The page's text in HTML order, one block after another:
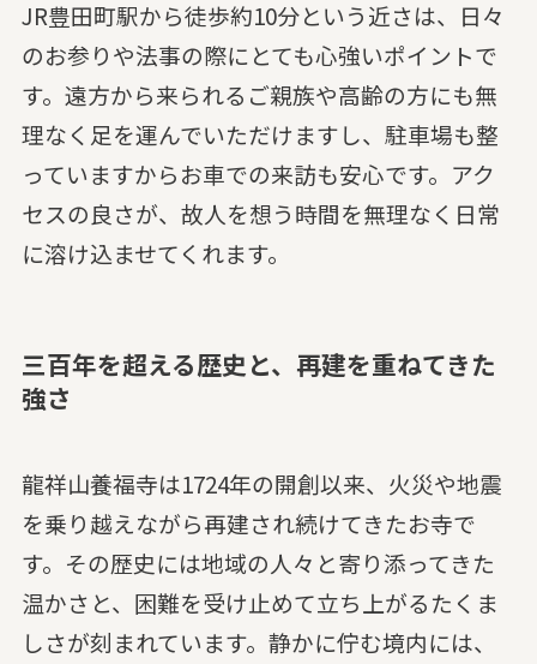
JR豊田町駅から徒歩約10分という近さは、日々
のお参りや法事の際にとても心強いポイントで
す。遠方から来られるご親族や高齢の方にも無
理なく足を運んでいただけますし、駐車場も整
っていますからお車での来訪も安心です。アク
セスの良さが、故人を想う時間を無理なく日常
に溶け込ませてくれます。
三百年を超える歴史と、再建を重ねてきた
強さ
龍祥山養福寺は1724年の開創以来、火災や地震
を乗り越えながら再建され続けてきたお寺で
す。その歴史には地域の人々と寄り添ってきた
温かさと、困難を受け止めて立ち上がるたくま
しさが刻まれています。静かに佇む境内には、